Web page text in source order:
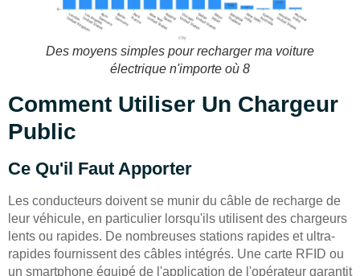
Des moyens simples pour recharger ma voiture
électrique n'importe où 8
Comment Utiliser Un Chargeur
Public
Ce Qu'il Faut Apporter
Les conducteurs doivent se munir du câble de recharge de
leur véhicule, en particulier lorsqu'ils utilisent des chargeurs
lents ou rapides. De nombreuses stations rapides et ultra-
rapides fournissent des câbles intégrés. Une carte RFID ou
un smartphone équipé de l'application de l'opérateur garantit